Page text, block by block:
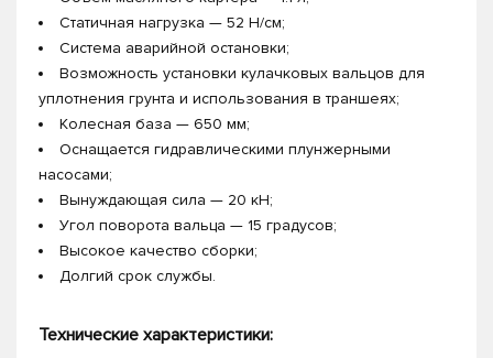
Статичная нагрузка — 52 Н/см;
Система аварийной остановки;
Возможность установки кулачковых вальцов для
уплотнения грунта и использования в траншеях;
Колесная база — 650 мм;
Оснащается гидравлическими плунжерными
насосами;
Вынуждающая сила — 20 кН;
Угол поворота вальца — 15 градусов;
Высокое качество сборки;
Долгий срок службы.
Технические характеристики: